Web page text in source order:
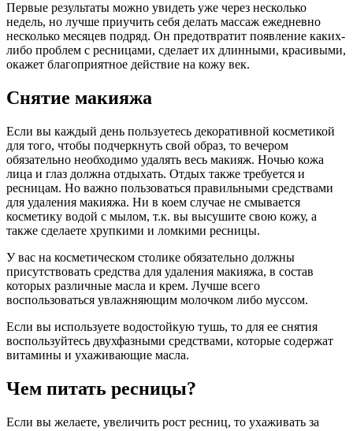
Первые результаты можно увидеть уже через несколько
недель, но лучше приучить себя делать массаж ежедневно
несколько месяцев подряд. Он предотвратит появление каких-
либо проблем с ресницами, сделает их длинными, красивыми,
окажет благоприятное действие на кожу век.
Снятие макияжа
Если вы каждый день пользуетесь декоративной косметикой
для того, чтобы подчеркнуть свой образ, то вечером
обязательно необходимо удалять весь макияж. Ночью кожа
лица и глаз должна отдыхать. Отдых также требуется и
ресницам. Но важно пользоваться правильными средствами
для удаления макияжа. Ни в коем случае не смывается
косметику водой с мылом, т.к. вы высушите свою кожу, а
также сделаете хрупкими и ломкими ресницы.
У вас на косметическом столике обязательно должны
присутствовать средства для удаления макияжа, в состав
которых различные масла и крем. Лучше всего
воспользоваться увлажняющим молочком либо муссом.
Если вы используете водостойкую тушь, то для ее снятия
воспользуйтесь двухфазными средствами, которые содержат
витамины и ухаживающие масла.
Чем питать ресницы?
Если вы желаете, увеличить рост ресниц, то ухаживать за